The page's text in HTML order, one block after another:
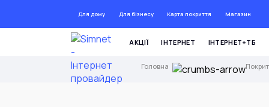
Для дому Для бізнесу Карта покриття Магазин
АКЦІЇ ІНТЕРНЕТ ІНТЕРНЕТ+ТБ
Головна